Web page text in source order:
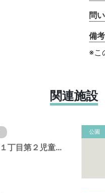
問
備考
※こ
関連施設
原田中１丁目第２児童遊園
公園